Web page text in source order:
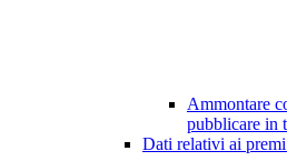
Ammontare
pubblicare in
Dati relativi ai premi